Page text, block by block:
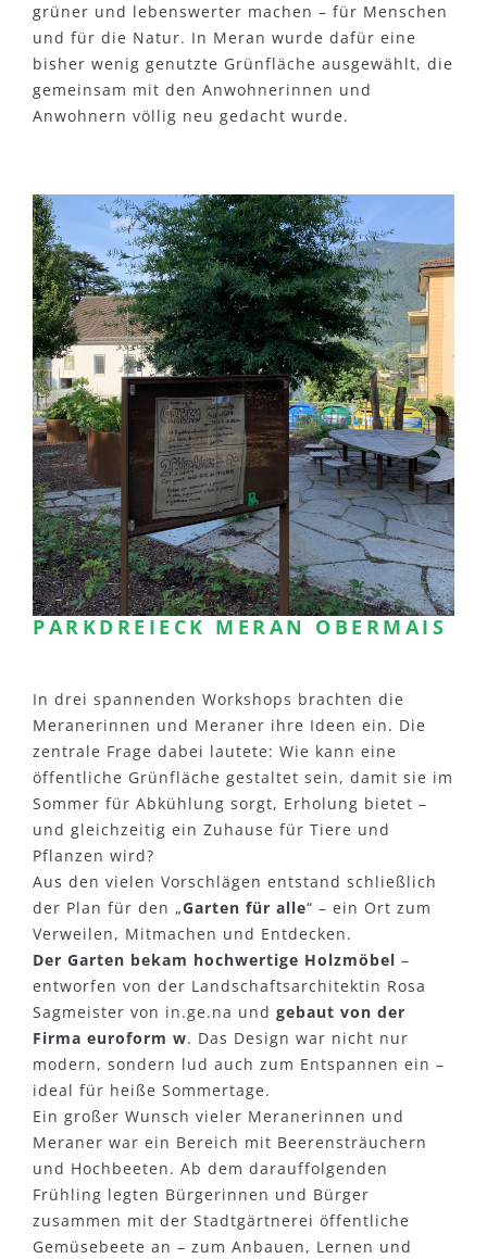
grüner und lebenswerter machen – für Menschen
und für die Natur. In Meran wurde dafür eine
bisher wenig genutzte Grünfläche ausgewählt, die
gemeinsam mit den Anwohnerinnen und
Anwohnern völlig neu gedacht wurde.
PARKDREIECK MERAN OBERMAIS
In drei spannenden Workshops brachten die
Meranerinnen und Meraner ihre Ideen ein. Die
zentrale Frage dabei lautete: Wie kann eine
öffentliche Grünfläche gestaltet sein, damit sie im
Sommer für Abkühlung sorgt, Erholung bietet –
und gleichzeitig ein Zuhause für Tiere und
Pflanzen wird?
Aus den vielen Vorschlägen entstand schließlich
der Plan für den „Garten für alle“ – ein Ort zum
Verweilen, Mitmachen und Entdecken.
Der Garten bekam hochwertige Holzmöbel –
entworfen von der Landschaftsarchitektin Rosa
Sagmeister von in.ge.na und gebaut von der
Firma euroform w. Das Design war nicht nur
modern, sondern lud auch zum Entspannen ein –
ideal für heiße Sommertage.
Ein großer Wunsch vieler Meranerinnen und
Meraner war ein Bereich mit Beerensträuchern
und Hochbeeten. Ab dem darauffolgenden
Frühling legten Bürgerinnen und Bürger
zusammen mit der Stadtgärtnerei öffentliche
Gemüsebeete an – zum Anbauen, Lernen und